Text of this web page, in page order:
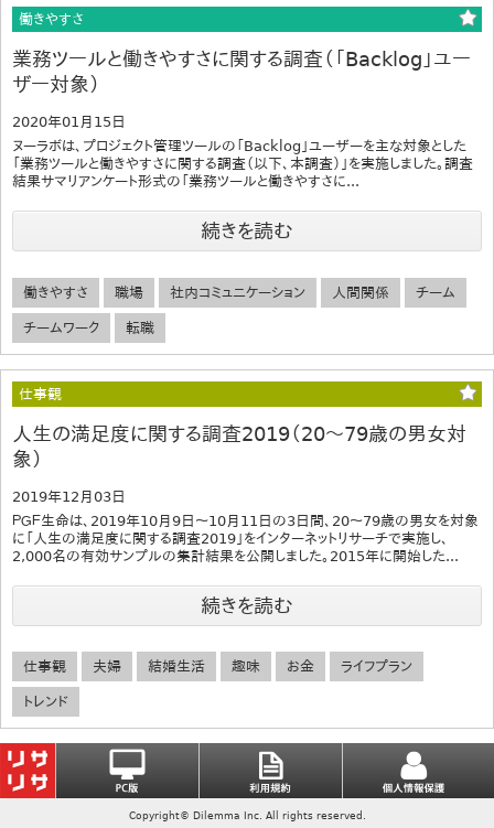
働きやすさ
業務ツールと働きやすさに関する調査（「Backlog」ユー
ザー対象）
2020年01月15日
ヌーラボは、プロジェクト管理ツールの「Backlog」ユーザーを主な対象とした
「業務ツールと働きやすさに関する調査（以下、本調査）」を実施しました。調査
結果サマリアンケート形式の「業務ツールと働きやすさに...
続きを読む
働きやすさ 職場 社内コミュニケーション 人間関係 チーム
チームワーク 転職
仕事観
人生の満足度に関する調査2019（20～79歳の男女対
象）
2019年12月03日
ＰＧＦ生命は、2019年10月9日～10月11日の3日間、20～79歳の男女を対象
に「人生の満足度に関する調査2019」をインターネットリサーチで実施し、
2,000名の有効サンプルの集計結果を公開しました。2015年に開始した...
続きを読む
仕事観 夫婦 結婚生活 趣味 お金 ライフプラン
トレンド
Copyright© Dilemma Inc. All rights reserved.